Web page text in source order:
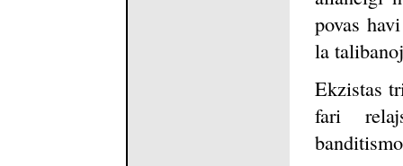
povas
la
Ekzistas
fari